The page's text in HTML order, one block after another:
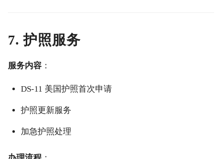
7. 护照服务
服务内容 ：
DS-11 美国护照首次申请
护照更新服务
加急护照处理